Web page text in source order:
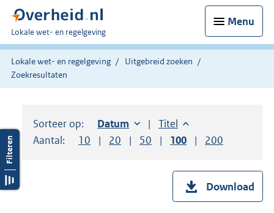
Menu
U
bent
hier:
Lokale wet- en regelgeving
Lokale wet- en regelgeving
Uitgebreid zoeken
Zoekresultaten
Sorteer op: Sorteer op:
Datum oplopendSorteer op:
Titel oplopend
Aantal:
Toon
10 resultaten per pagina
Toon
20 resultaten per pagina
Toon
50 resultaten per pagina
Toon
100 resultaten per
Toon
200
Download